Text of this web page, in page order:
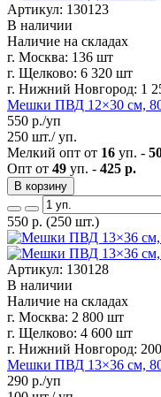
Артикул: 130123
В наличии
Наличие на складах
г. Москва: 136 шт
г. Щелково: 6 320 шт
г. Нижний Новгород: 1
Мешки ПВД 12×30 см,
550 р./уп
250 шт./ уп.
Мелкий опт от 16 уп. -
Опт от 49 уп. - 425 р.
В корзину
550 р. (250 шт.)
Артикул: 130128
В наличии
Наличие на складах
г. Москва: 2 800 шт
г. Щелково: 4 600 шт
г. Нижний Новгород:
Мешки ПВД 13×36 см,
290 р./уп